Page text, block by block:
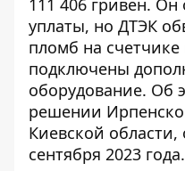
111 406 гривен. Он
уплаты, но ДТЭК
пломб на счетчике
подключены
оборудование. Об
решении
Киевской
сентября 2023 года.